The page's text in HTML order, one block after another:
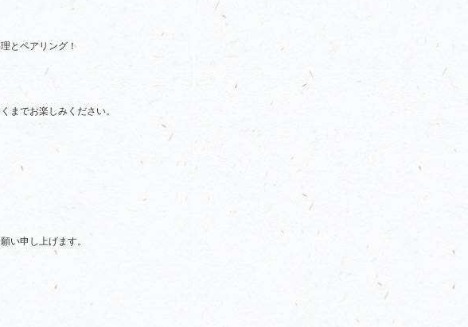
とペアリング！
までお楽しみください。
い申し上げます。